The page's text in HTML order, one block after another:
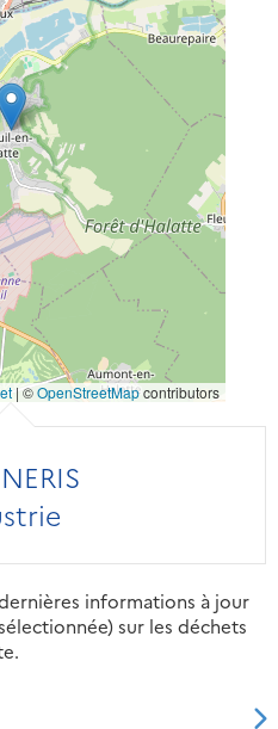
| ©OpenStreetMapcontributors
informations à jour
sur les déchets